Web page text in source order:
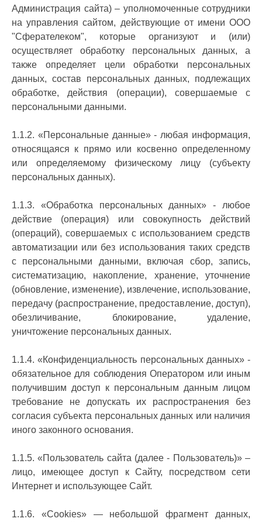
Администрация сайта) – уполномоченные сотрудники
на управления сайтом, действующие от имени ООО
"Сферателеком", которые организуют и (или)
осуществляет обработку персональных данных, а
также определяет цели обработки персональных
данных, состав персональных данных, подлежащих
обработке, действия (операции), совершаемые с
персональными данными.
1.1.2. «Персональные данные» - любая информация,
относящаяся к прямо или косвенно определенному
или определяемому физическому лицу (субъекту
персональных данных).
1.1.3. «Обработка персональных данных» - любое
действие (операция) или совокупность действий
(операций), совершаемых с использованием средств
автоматизации или без использования таких средств
с персональными данными, включая сбор, запись,
систематизацию, накопление, хранение, уточнение
(обновление, изменение), извлечение, использование,
передачу (распространение, предоставление, доступ),
обезличивание, блокирование, удаление,
уничтожение персональных данных.
1.1.4. «Конфиденциальность персональных данных» -
обязательное для соблюдения Оператором или иным
получившим доступ к персональным данным лицом
требование не допускать их распространения без
согласия субъекта персональных данных или наличия
иного законного основания.
1.1.5. «Пользователь сайта (далее - Пользователь)» –
лицо, имеющее доступ к Сайту, посредством сети
Интернет и использующее Сайт.
1.1.6. «Cookies» — небольшой фрагмент данных,